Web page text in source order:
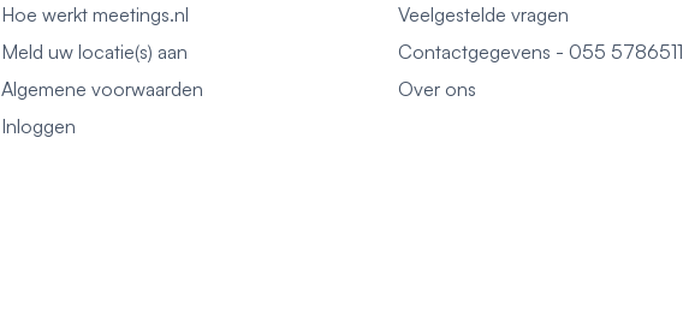
Hoe werkt meetings.nl
Meld uw locatie(s) aan
Algemene voorwaarden
Inloggen
Veelgestelde vragen
Contactgegevens - 055 5786511
Over ons